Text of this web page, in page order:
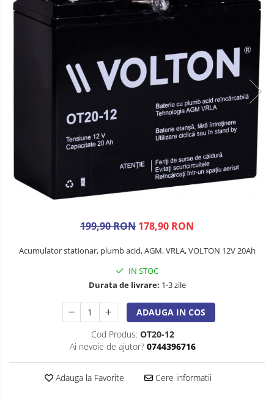
199,90 RON 178,90 RON
Acumulator stationar, plumb acid, AGM, VRLA, VOLTON 12V 20Ah
IN STOC
Durata de livrare: 1-3 zile
ADAUGA IN COS
Cod Produs: OT20-12
Ai nevoie de ajutor? 0744396716
Adauga la Favorite Cere informatii